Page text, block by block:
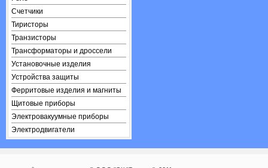
Счетчики
Тиристоры
Транзисторы
Трансформаторы и дроссели
Установочные изделия
Устройства защиты
Ферритовые изделия и магниты
Щитовые приборы
Электровакуумные приборы
Электродвигатели